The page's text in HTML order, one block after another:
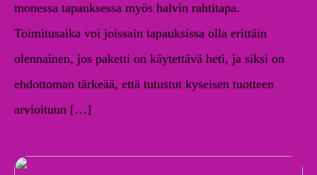
monessa tapauksessa myös halvin rahtitapa.
Toimitusaika voi joissain tapauksissa olla erittäin
olennainen, jos paketti on käytettävä heti, ja siksi on
ehdottoman tärkeää, että tutustut kyseisen tuotteen
arvioituun […]